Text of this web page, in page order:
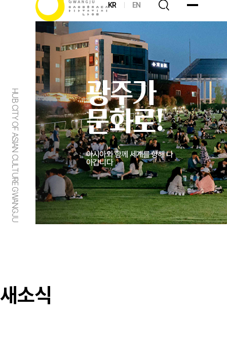
KR EN
HUB CITY OF ASIAN CULTURE GWANGJU
광주가
문화로!
아시아와 함께 세계를 향해 나
아갑니다
새소식